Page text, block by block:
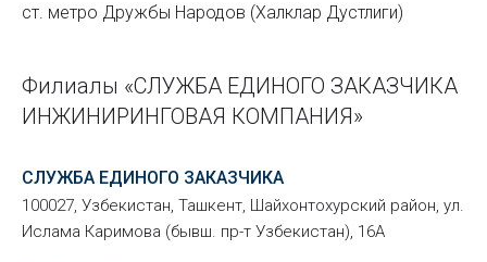
ст. метро Дружбы Народов (Халклар Дустлиги)
Филиалы «СЛУЖБА ЕДИНОГО ЗАКАЗЧИКА
ИНЖИНИРИНГОВАЯ КОМПАНИЯ»
СЛУЖБА ЕДИНОГО ЗАКАЗЧИКА
100027, Узбекистан, Ташкент, Шайхонтохурский район, ул.
Ислама Каримова (бывш. пр-т Узбекистан), 16А